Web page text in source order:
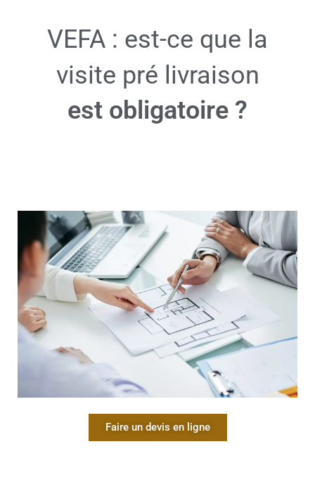
VEFA : est-ce que la
visite pré livraison
est obligatoire ?
Faire un devis en ligne